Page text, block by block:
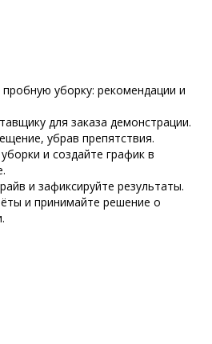
пробную уборку: рекомендации и
для заказа демонстрации.
убрав препятствия.
и создайте график в
и зафиксируйте результаты.
и принимайте решение о